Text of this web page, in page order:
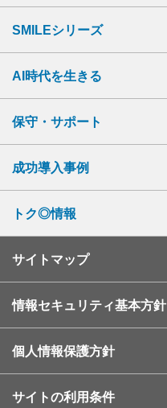
SMILEシリーズ
AI時代を生きる
保守・サポート
成功導入事例
トク◎情報
サイトマップ
情報セキュリティ基本方針
個人情報保護方針
サイトの利用条件